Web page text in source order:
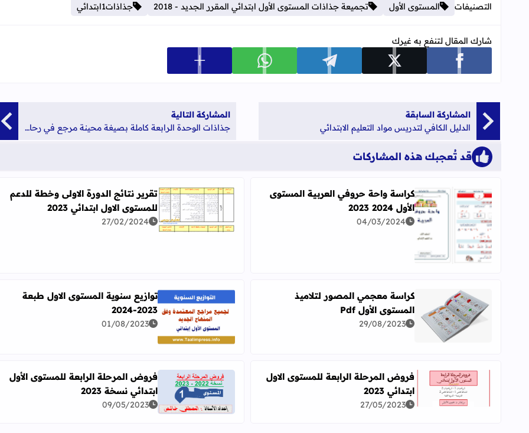
التصنيفات المستوى الأول تجميعة جذاذات المستوى الأول ابتدائي المقرر الجديد - 2018 جذاذات1ابتدائي
شارك المقال لتنفع به غيرك
شارك على facebook شارك على x شارك على telegram شارك على whatsapp عرض المزيد من خيارات المشاركة
المشاركة السابقة
الدليل الكافي لتدريس مواد التعليم الابتدائي
المشاركة التالية
جذاذات الوحدة الرابعة كاملة بصيغة محينة مرجع في رحاب اللغة العربية المستوى الثاني ابتدائي
قد تُعجبك هذه المشاركات
اقرأ المزيد عن كراسة واحة حروفي العربية المستوى الأول 2024 2023
كراسة واحة حروفي العربية المستوى
الأول 2024 2023
04/03/2024
اقرأ المزيد عن تقرير نتائج الدورة الاولى وخطة للدعم
تقرير نتائج الدورة الاولى وخطة للدعم
للمستوى الاول ابتدائي 2023
27/02/2024
اقرأ المزيد عن كراسة معجمي المصور لتلاميذ المستوى الأول Pdf
كراسة معجمي المصور لتلاميذ
المستوى الأول Pdf
29/08/2023 اقرأ المزيد عن توازيع سنوية المستوى الاول طبعة 2023-2024
توازيع سنوية المستوى الاول طبعة
2023-2024
01/08/2023
اقرأ المزيد عن فروض المرحلة الرابعة للمستوى الاول ابتدائي 2023
فروض المرحلة الرابعة للمستوى الاول
ابتدائي 2023
27/05/2023
اقرأ المزيد عن فروض المرحلة الرابعة للمستوى الأول
فروض المرحلة الرابعة للمستوى الأول
ابتدائي نسخة 2023
09/05/2023